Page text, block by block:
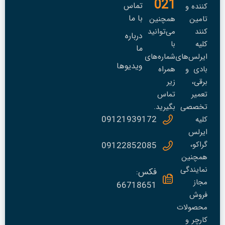
کننده و
تامین
کنند
کلیه
ایرلس‌های
بادی و
برقی،
تعمير
تخصصی
کلیه
ایرلس
گراکو،
همچنین
نمایندگی
مجاز
فروش
محصولات
کارچر و
021
همچنین
می‌توانید
با
شماره‌های
همراه
زیر
تماس
بگیرید.
09121939172
09122852085
فکس:
66718651
تماس
با ما
درباره
ما
ویدیوها